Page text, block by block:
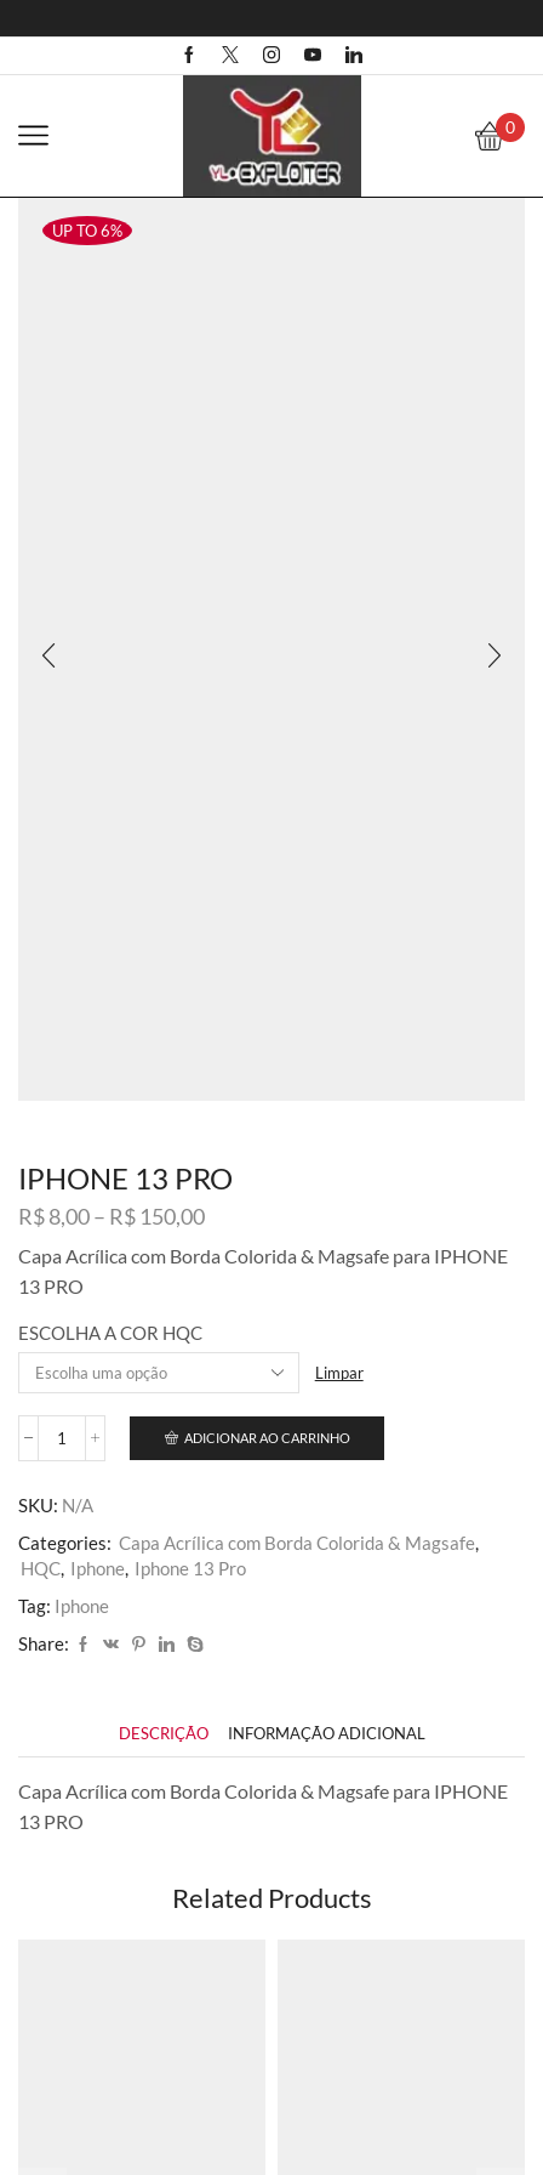
0
UP TO 6%
IPHONE 13 PRO
R$8,00– R$ 150,00Faixa
preço:
Capa Acrílica com Borda Colorida & Magsafe para IPHONE
13 PRO
ESCOLHA A COR HQC
Limpar
IPHONE
quantidade
ADICIONAR AO CARRINHO
SKU: N/A
Categories: Capa Acrílica com Borda Colorida & Magsafe,
HQC, Iphone, Iphone 13 Pro
Tag: Iphone
Share:
DESCRIÇÃO INFORMAÇÃO ADICIONAL
Capa Acrílica com Borda Colorida & Magsafe para IPHONE
13 PRO
Related Products